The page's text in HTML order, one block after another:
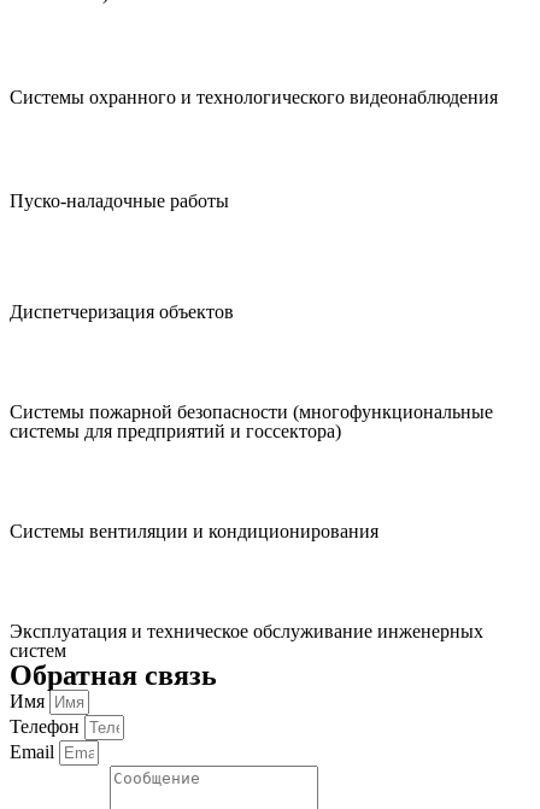
Системы охранного и технологического видеонаблюдения
Пуско-наладочные работы
Диспетчеризация объектов
Системы пожарной безопасности (многофункциональные
системы для предприятий и госсектора)
Системы вентиляции и кондиционирования
Эксплуатация и техническое обслуживание инженерных
систем
Обратная связь
Имя
Телефон
Email